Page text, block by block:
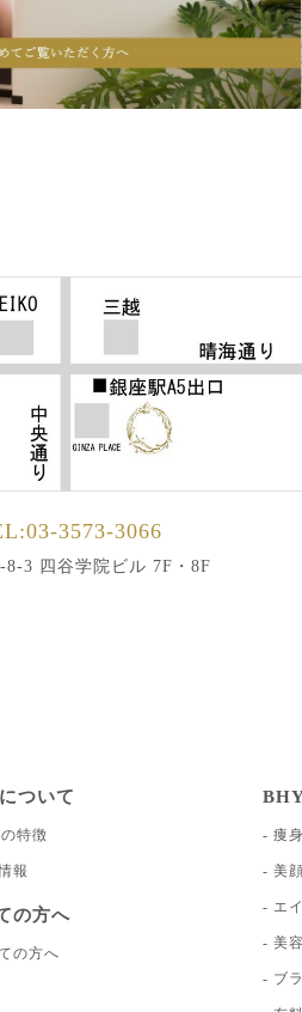
3573-3066
8-3 四谷学院ビル 7F・8F
ついて
特徴
報
の方へ
の方へ
痩身
美顔
エ
美
ブ